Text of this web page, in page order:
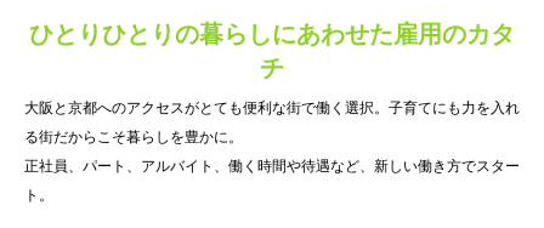
ひとりひとりの暮らしにあわせた雇用のカタ
チ
大阪と京都へのアクセスがとても便利な街で働く選択。子育てにも力を入れ
る街だからこそ暮らしを豊かに。
正社員、パート、アルバイト、働く時間や待遇など、新しい働き方でスター
ト。